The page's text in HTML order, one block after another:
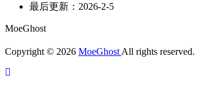
最后更新： 2026-2-5
MoeGhost
Copyright © 2026 MoeGhost All rights reserved.